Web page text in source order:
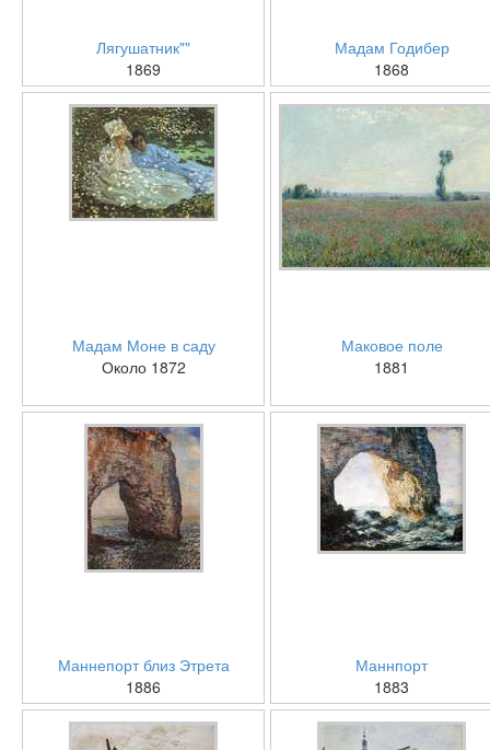
Лягушатник""
1869
Мадам Годибер
1868
Мадам Моне в саду
Около 1872
Маковое поле
1881
Маннепорт близ Этрета
1886
Маннпорт
1883